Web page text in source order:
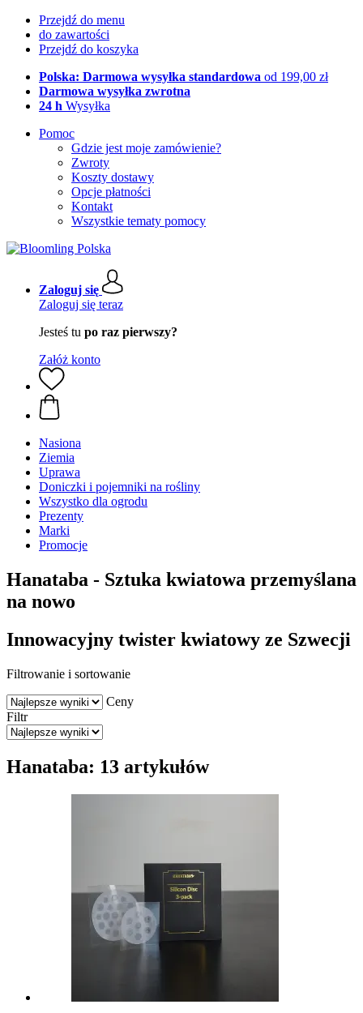
Przejdź do menu
do zawartości
Przejdź do koszyka
Polska: Darmowa wysyłka standardowa od 199,00 zł
Darmowa wysyłka zwrotna
24 h Wysyłka
Pomoc
Gdzie jest moje zamówienie?
Zwroty
Koszty dostawy
Opcje płatności
Kontakt
Wszystkie tematy pomocy
Zaloguj się
Zaloguj się teraz
Jesteś tu po raz pierwszy?
Załóż konto
Nasiona
Ziemia
Uprawa
Doniczki i pojemniki na rośliny
Wszystko dla ogrodu
Prezenty
Marki
Promocje
Hanataba - Sztuka kwiatowa przemyślana
na nowo
Innowacyjny twister kwiatowy ze Szwecji
Filtrowanie i sortowanie
Ceny
Filtr
Hanataba: 13 artykułów